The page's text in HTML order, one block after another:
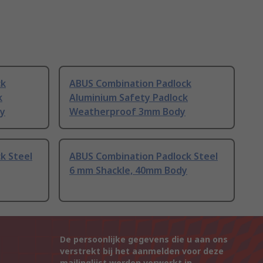
ABUS Combination Padlock
Aluminium Safety Padlock
Weatherproof 3mm Body
Steel
ABUS Combination Padlock Steel
6 mm Shackle, 40mm Body
De persoonlijke gegevens die u aan ons
verstrekt bij het aanmelden voor deze